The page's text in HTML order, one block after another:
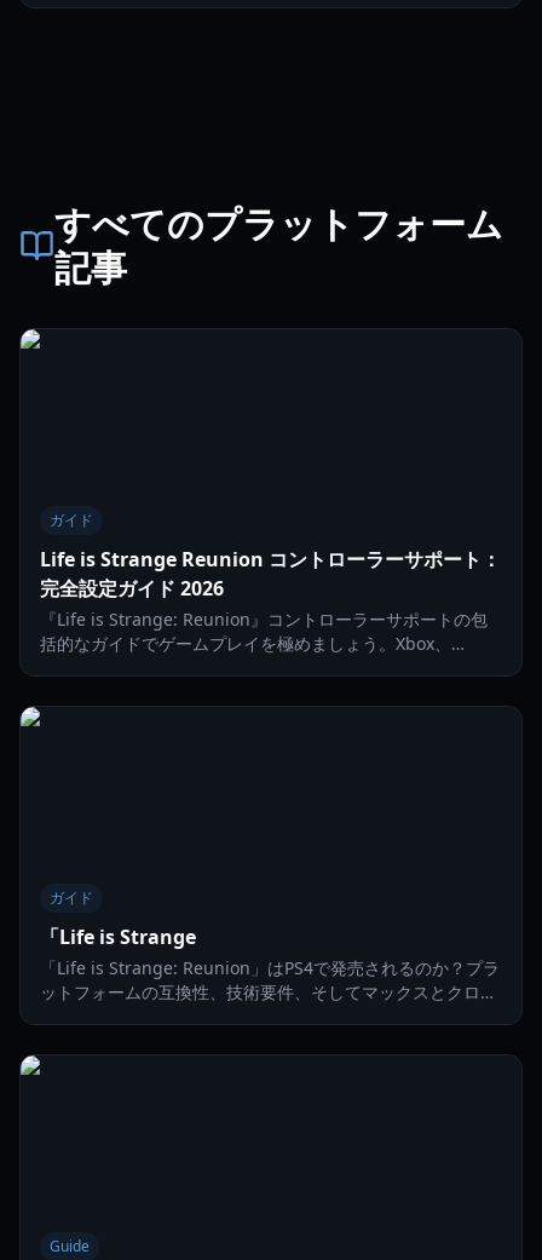
すべてのプラットフォーム
記事
ガイド
Life is Strange Reunion コントローラーサポート：
完全設定ガイド 2026
『Life is Strange: Reunion』コントローラーサポートの包
括的なガイドでゲームプレイを極めましょう。Xbox、
ガイド
「Life is Strange
「Life is Strange: Reunion」はPS4で発売されるのか？プラ
ットフォームの互換性、技術要件、そしてマックスとクロエ
Guide